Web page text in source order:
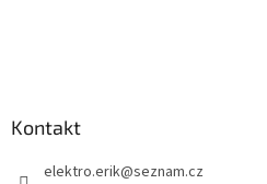
Kontakt
elektro.erik@seznam.cz